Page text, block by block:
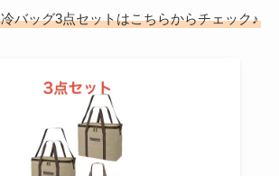
バッグ3点セットはこちらからチェック♪